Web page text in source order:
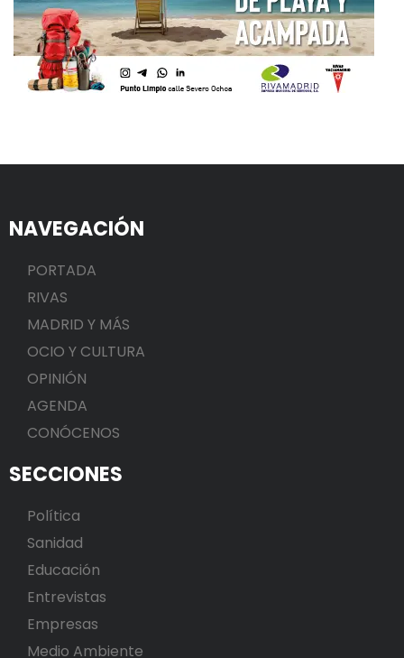
NAVEGACIÓN
PORTADA
RIVAS
MADRID Y MÁS
OCIO Y CULTURA
OPINIÓN
AGENDA
CONÓCENOS
SECCIONES
Política
Sanidad
Educación
Entrevistas
Empresas
Medio Ambiente